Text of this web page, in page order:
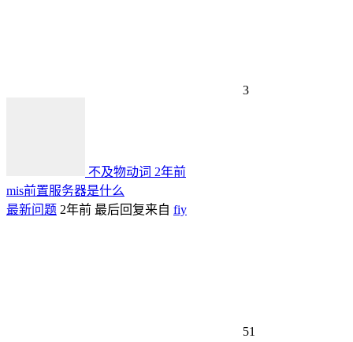
3
不及物动词 2年前
mis前置服务器是什么
最新问题 2年前 最后回复来自 fiy
51